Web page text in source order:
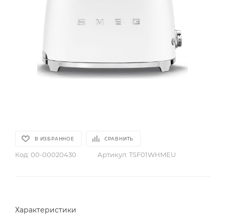
В ИЗБРАННОЕ СРАВНИТЬ
Код: 00-00020430 Артикул: TSF01WHMEU
Характеристики